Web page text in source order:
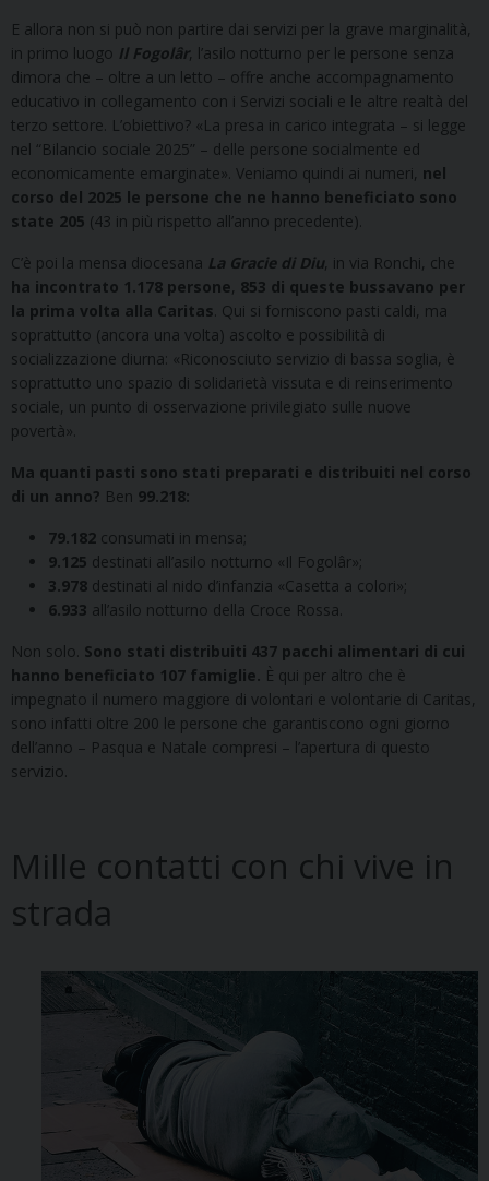
E allora non si può non partire dai servizi per la grave marginalità,
in primo luogo Il Fogolâr, l’asilo notturno per le persone senza
dimora che – oltre a un letto – offre anche accompagnamento
educativo in collegamento con i Servizi sociali e le altre realtà del
terzo settore. L’obiettivo? «La presa in carico integrata – si legge
nel “Bilancio sociale 2025” – delle persone socialmente ed
economicamente emarginate». Veniamo quindi ai numeri, nel
corso del 2025 le persone che ne hanno beneficiato sono
state 205 (43 in più rispetto all’anno precedente).
C’è poi la mensa diocesana La Gracie di Diu, in via Ronchi, che
ha incontrato 1.178 persone, 853 di queste bussavano per
la prima volta alla Caritas . Qui si forniscono pasti caldi, ma
soprattutto (ancora una volta) ascolto e possibilità di
socializzazione diurna: «Riconosciuto servizio di bassa soglia, è
soprattutto uno spazio di solidarietà vissuta e di reinserimento
sociale, un punto di osservazione privilegiato sulle nuove
povertà».
Ma quanti pasti sono stati preparati e distribuiti nel corso
di un anno? Ben 99.218:
79.182 consumati in mensa;
9.125 destinati all’asilo notturno «Il Fogolâr»;
3.978 destinati al nido d’infanzia «Casetta a colori»;
6.933 all’asilo notturno della Croce Rossa.
Non solo. Sono stati distribuiti 437 pacchi alimentari di cui
hanno beneficiato 107 famiglie. È qui per altro che è
impegnato il numero maggiore di volontari e volontarie di Caritas,
sono infatti oltre 200 le persone che garantiscono ogni giorno
dell’anno – Pasqua e Natale compresi – l’apertura di questo
servizio.
Mille contatti con chi vive in
strada